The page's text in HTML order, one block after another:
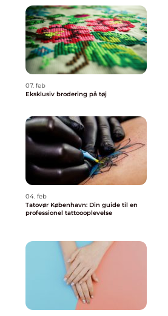
07. feb
Eksklusiv brodering på tøj
04. feb
Tatovør København: Din guide til en
professionel tattoooplevelse